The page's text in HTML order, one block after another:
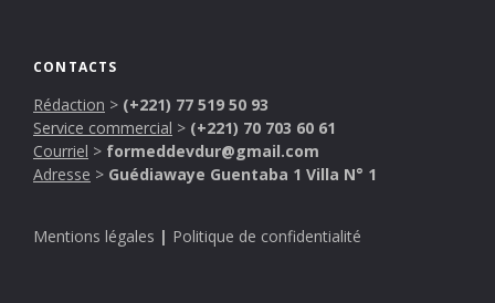
CONTACTS
Rédaction > (+221) 77 519 50 93
Service commercial > (+221) 70 703 60 61
Courriel > formeddevdur@gmail.com
Adresse > Guédiawaye Guentaba 1 Villa N° 1
Mentions légales | Politique de confidentialité